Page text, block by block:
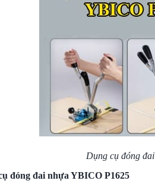
Dụng cụ đóng đai
đóng đai nhựa YBICO P1625